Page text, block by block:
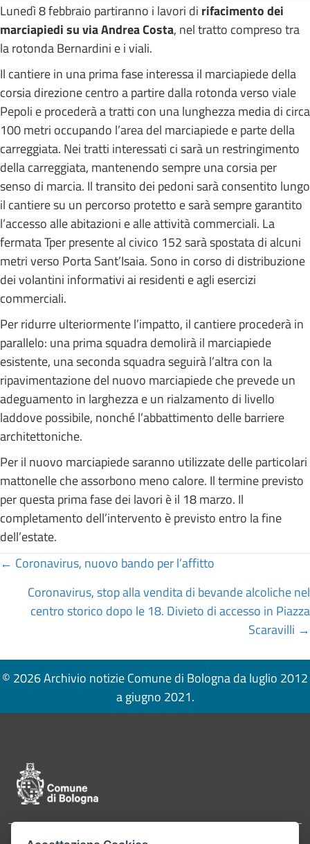
Lunedì 8 febbraio partiranno i lavori di rifacimento dei
marciapiedi su via Andrea Costa, nel tratto compreso tra
la rotonda Bernardini e i viali.
Il cantiere in una prima fase interessa il marciapiede della
corsia direzione centro a partire dalla rotonda verso viale
Pepoli e procederà a tratti con una lunghezza media di circa
100 metri occupando l’area del marciapiede e parte della
carreggiata. Nei tratti interessati ci sarà un restringimento
della carreggiata, mantenendo sempre una corsia per
senso di marcia. Il transito dei pedoni sarà consentito lungo
il cantiere su un percorso protetto e sarà sempre garantito
l’accesso alle abitazioni e alle attività commerciali. La
fermata Tper presente al civico 152 sarà spostata di alcuni
metri verso Porta Sant’Isaia. Sono in corso di distribuzione
dei volantini informativi ai residenti e agli esercizi
commerciali.
Per ridurre ulteriormente l’impatto, il cantiere procederà in
parallelo: una prima squadra demolirà il marciapiede
esistente, una seconda squadra seguirà l’altra con la
ripavimentazione del nuovo marciapiede che prevede un
adeguamento in larghezza e un rialzamento di livello
laddove possibile, nonché l’abbattimento delle barriere
architettoniche.
Per il nuovo marciapiede saranno utilizzate delle particolari
mattonelle che assorbono meno calore. Il termine previsto
per questa prima fase dei lavori è il 18 marzo. Il
completamento dell’intervento è previsto entro la fine
dell’estate.
Posts
navigation
← Coronavirus, nuovo bando per l’affitto
Coronavirus, stop alla vendita di bevande alcoliche nel
centro storico dopo le 18. Divieto di accesso in Piazza
Scaravilli →
© 2026 Archivio notizie Comune di Bologna da luglio 2012
a giugno 2021.